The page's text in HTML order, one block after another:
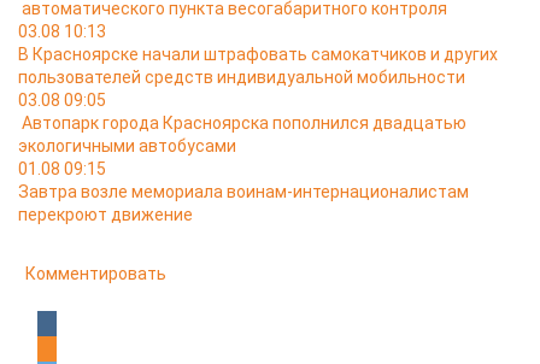
автоматического пункта весогабаритного контроля
03.08 10:13
В Красноярске начали штрафовать самокатчиков и других
пользователей средств индивидуальной мобильности
03.08 09:05
Автопарк города Красноярска пополнился двадцатью
экологичными автобусами
01.08 09:15
Завтра возле мемориала воинам-интернационалистам
перекроют движение
Комментировать